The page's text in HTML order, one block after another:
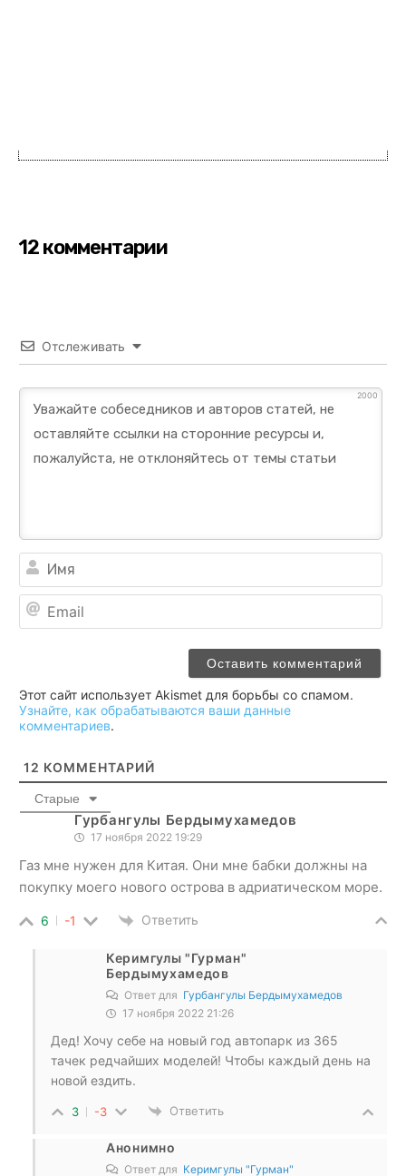
12 комментарии
Отслеживать
2000
Этот сайт использует Akismet для борьбы со спамом.
Узнайте, как обрабатываются ваши данные
комментариев.
12 КОММЕНТАРИЙ
Старые
Гурбангулы Бердымухамедов
17 ноября 2022 19:29
Газ мне нужен для Китая. Они мне бабки должны на
покупку моего нового острова в адриатическом море.
6 -1 Ответить
Керимгулы "Гурман"
Бердымухамедов
Ответ для Гурбангулы Бердымухамедов
17 ноября 2022 21:26
Дед! Хочу себе на новый год автопарк из 365
тачек редчайших моделей! Чтобы каждый день на
новой ездить.
3 -3 Ответить
Анонимно
Ответ для Керимгулы "Гурман"